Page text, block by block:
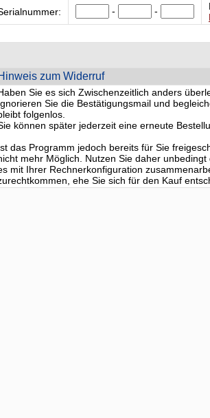
- -
zum Widerruf
Sie es sich Zwischenzeitlich anders
Sie die Bestätigungsmail und
folgenlos.
können später jederzeit eine erneute
das Programm jedoch bereits für Sie
mehr Möglich. Nutzen Sie daher
mit Ihrer Rechnerkonfiguration
ehe Sie sich für den Kauf